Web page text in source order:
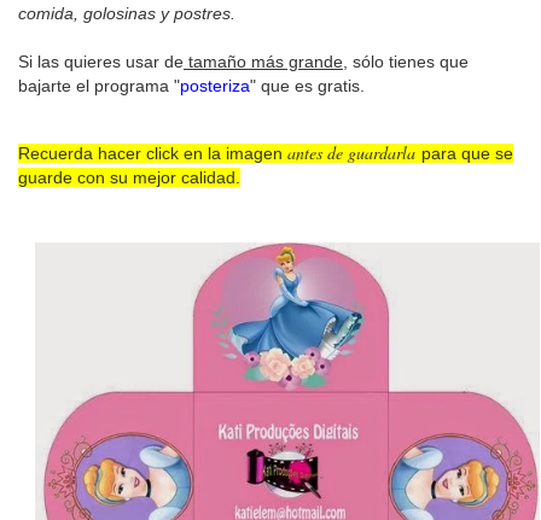
comida, golosinas y postres.
Si las quieres usar de tamaño más grande , sólo tienes que
bajarte el programa "posteriza" que es gratis.
Recuerda hacer click en la imagen antes de guardarla para que se
guarde con su mejor calidad.